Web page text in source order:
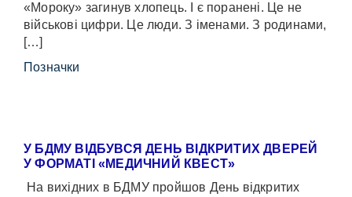
«Мороку» загинув хлопець. І є поранені. Це не
військові цифри. Це люди. З іменами. З родинами,
[…]
Позначки
У БДМУ ВІДБУВСЯ ДЕНЬ ВІДКРИТИХ ДВЕРЕЙ
У ФОРМАТІ «МЕДИЧНИЙ КВЕСТ»
На вихідних в БДМУ пройшов День відкритих